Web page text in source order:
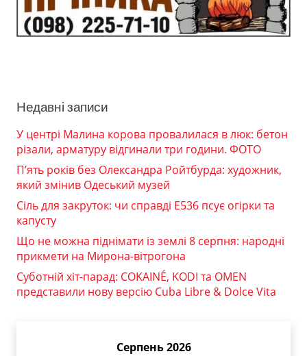
Недавні записи
У центрі Малина корова провалилася в люк: бетон
різали, арматуру відгинали три години. ФОТО
П’ять років без Олександра Ройтбурда: художник,
який змінив Одеський музей
Сіль для закруток: чи справді Е536 псує огірки та
капусту
Що не можна піднімати із землі 8 серпня: народні
прикмети на Мирона-вітрогона
Суботній хіт-парад: COKAINÉ, KODI та OMEN
представили нову версію Cuba Libre & Dolce Vita
Серпень 2026